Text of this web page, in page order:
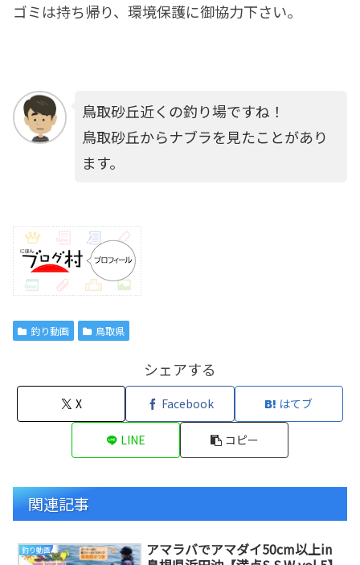
ゴミは持ち帰り、環境保護に御協力下さい。
鳥取砂丘近くの釣り場ですね！
鳥取砂丘からナブラを見たことがあり
ます。
釣り動画 鳥取県
シェアする
X Facebook はてブ
LINE コピー
関連記事
釣り動画
アマラバでアマダイ50cm以上in